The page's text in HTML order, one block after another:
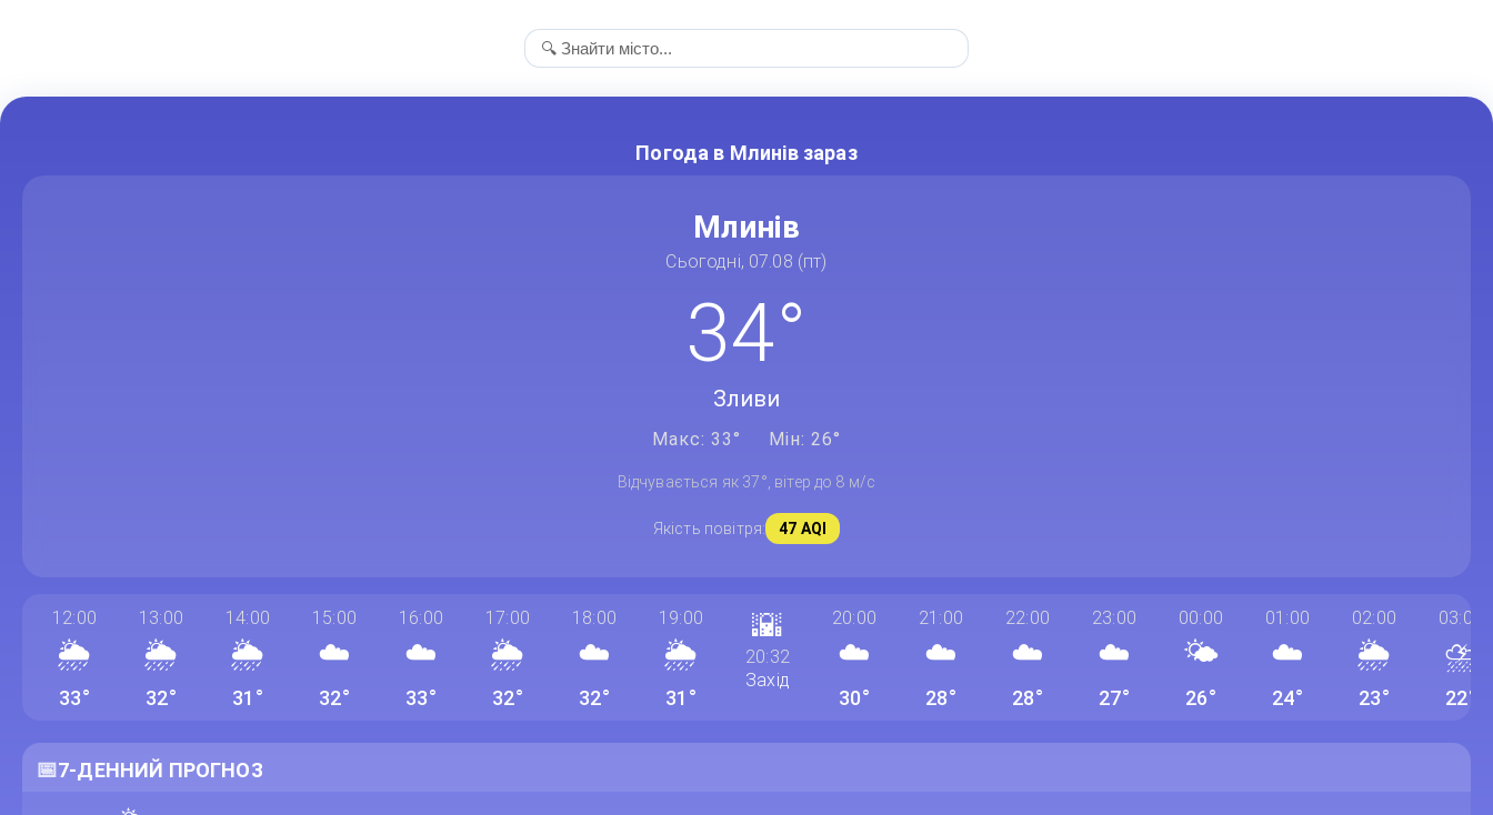
Погода в Млинів зараз
Млинів
Сьогодні, 07.08 (пт)
34°
Зливи
Макс: 33° Мін: 26°
Відчувається як 37°, вітер до 8 м/с
Якість повітря: 47 AQI
12:00
🌦️
33°
13:00
🌦️
32°
14:00
🌦️
31°
15:00
☁️
32°
16:00
☁️
33°
17:00
🌦️
32°
18:00
☁️
32°
19:00
🌦️
31°
🌇
20:32
Захід
20:00
☁️
30°
21:00
☁️
28°
22:00
☁️
28°
23:00
☁️
27°
00:00
🌤️
26°
01:00
☁️
24°
02:00
🌦️
23°
03:00
⛈️
22°
📅7-ДЕННИЙ ПРОГНОЗ